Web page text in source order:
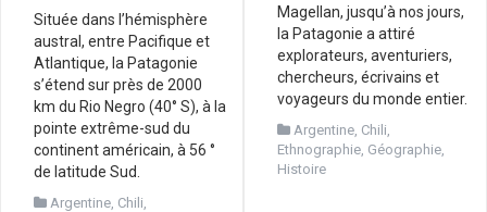
Située dans l’hémisphère
austral, entre Pacifique et
Atlantique, la Patagonie
s’étend sur près de 2000
km du Rio Negro (40° S), à la
pointe extrême-sud du
continent américain, à 56 °
de latitude Sud.
Argentine Chili
Magellan, jusqu’à nos jours,
la Patagonie a attiré
explorateurs, aventuriers,
chercheurs, écrivains et
voyageurs du monde entier.
Argentine Chili
Ethnographie Géographie
Histoire